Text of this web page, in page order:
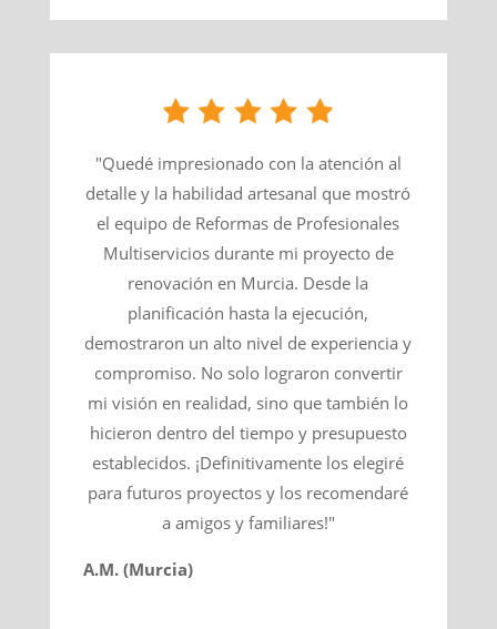
"Quedé impresionado con la atención al
detalle y la habilidad artesanal que mostró
el equipo de Reformas de Profesionales
Multiservicios durante mi proyecto de
renovación en Murcia. Desde la
planificación hasta la ejecución,
demostraron un alto nivel de experiencia y
compromiso. No solo lograron convertir
mi visión en realidad, sino que también lo
hicieron dentro del tiempo y presupuesto
establecidos. ¡Definitivamente los elegiré
para futuros proyectos y los recomendaré
a amigos y familiares!"
A.M. (Murcia)